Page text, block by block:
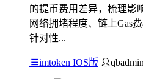
的提币费用差异，梳理影
网络拥堵程度、链上Gas
针对性...
imtoken IOS版 qbadmin